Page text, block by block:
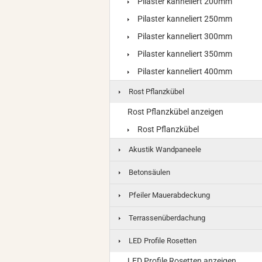
Pilaster kanneliert 250mm
Pilaster kanneliert 300mm
Pilaster kanneliert 350mm
Pilaster kanneliert 400mm
Rost Pflanzkübel
Rost Pflanzkübel anzeigen
Rost Pflanzkübel
Akustik Wandpaneele
Betonsäulen
Pfeiler Mauerabdeckung
Terrassenüberdachung
LED Profile Rosetten